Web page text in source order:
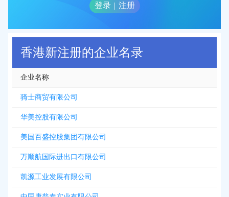
登录 | 注册
香港新注册的企业名录
企业名称
骑士商贸有限公司
华美控股有限公司
美国百盛控股集团有限公司
万顺航国际进出口有限公司
凯源工业发展有限公司